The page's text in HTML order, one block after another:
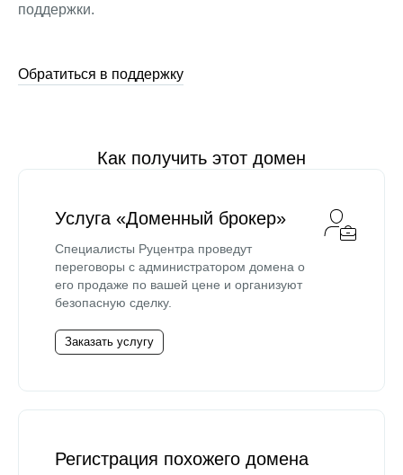
поддержки.
Обратиться в поддержку
Как получить этот домен
Услуга «Доменный брокер»
Специалисты Руцентра проведут
переговоры с администратором домена о
его продаже по вашей цене и организуют
безопасную сделку.
Заказать услугу
Регистрация похожего домена